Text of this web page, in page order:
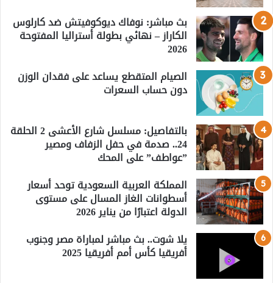
بث مباشر: نوفاك ديوكوفيتش ضد كارلوس
الكاراز – نهائي بطولة أستراليا المفتوحة
2026
الصيام المتقطع يساعد على فقدان الوزن
دون حساب السعرات
بالتفاصيل: مسلسل شارع الأعشى 2 الحلقة
24.. صدمة في حفل الزفاف ومصير
”عواطف” على المحك
المملكة العربية السعودية توحد أسعار
أسطوانات الغاز المسال على مستوى
الدولة اعتبارًا من يناير 2026
يلا شوت.. بث مباشر لمباراة مصر وجنوب
أفريقيا كأس أمم أفريقيا 2025